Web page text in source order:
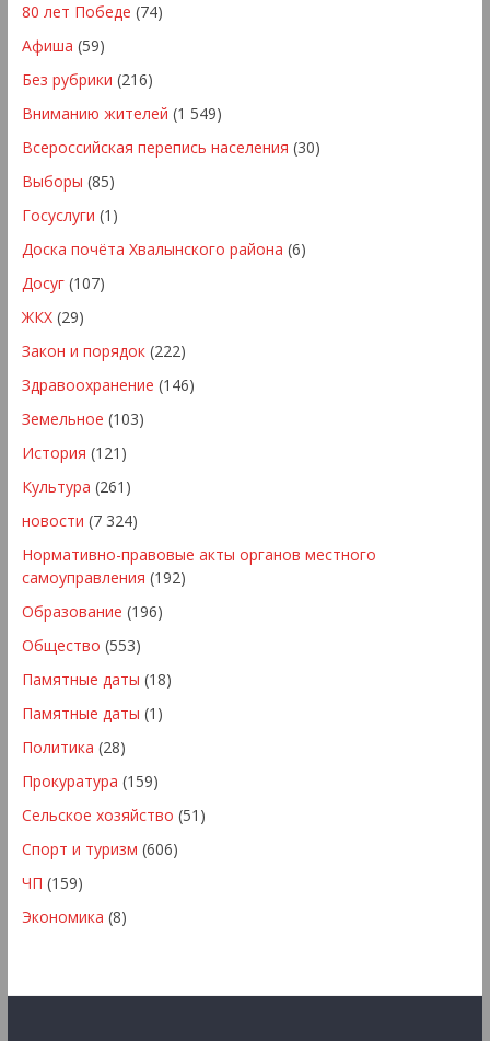
80 лет Победе (74)
Афиша (59)
Без рубрики (216)
Вниманию жителей (1 549)
Всероссийская перепись населения (30)
Выборы (85)
Госуслуги (1)
Доска почёта Хвалынского района (6)
Досуг(107)
ЖКХ(29)
Закон и порядок(222)
Здравоохранение (146)
Земельное (103)
История (121)
Культура (261)
новости (7 324)
Нормативно-правовые акты органов местного
самоуправления (192)
Образование (196)
Общество (553)
Памятные даты (18)
Памятные даты (1)
Политика (28)
Прокуратура (159)
Сельское хозяйство (51)
Спорт и туризм (606)
ЧП (159)
Экономика (8)